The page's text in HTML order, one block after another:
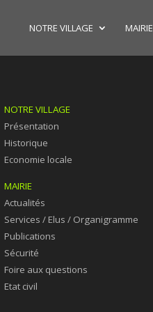
NOTRE VILLAGE MAIRIE
NOTRE VILLAGE
Présentation
Historique
Economie locale
MAIRIE
Actualités
Services / Elus / Organigramme
Publications
Sécurité
Foire aux questions
Etat civil